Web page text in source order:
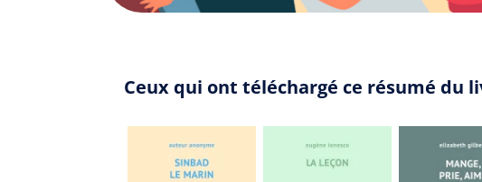
Ceux qui ont téléchargé ce résumé du